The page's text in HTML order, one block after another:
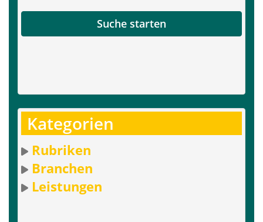
Suche starten
Kategorien
Rubriken
Branchen
Leistungen